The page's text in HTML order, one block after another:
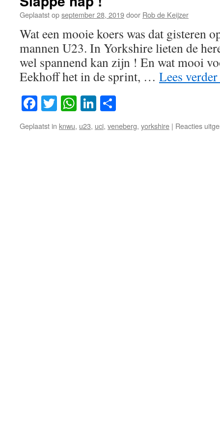
Geplaatst opseptember 28, 2019door Rob de Keijzer
Wat een mooie koers was dat gisteren
mannen U23. In Yorkshire lieten de
wel spannend kan zijn ! En wat mooi
Eekhoff het in de sprint, … Lees verder
Facebook
TwitterWhatsApp
LinkedIn
Geplaatst in knwu, u23, uci, veneberg, yorkshire | Reacties